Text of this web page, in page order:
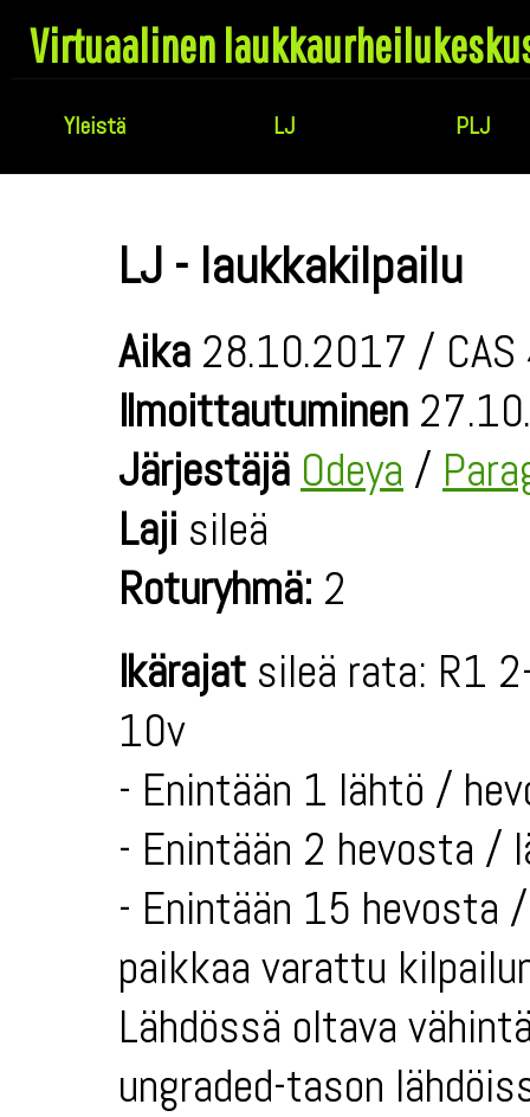
Virtuaalinen
Yleistä LJ PLJ
LJ - laukkakilpailu
Aika 28.10.2017 /
Ilmoittautuminen
Järjestäjä Odeya /
Laji sileä
Roturyhmä: 2
Ikärajat sileä rata: R1
10v
- Enintään 1 lähtö /
- Enintään 2 hevosta /
- Enintään 15 hevosta
paikkaa varattu
Lähdössä oltava
ungraded-tason